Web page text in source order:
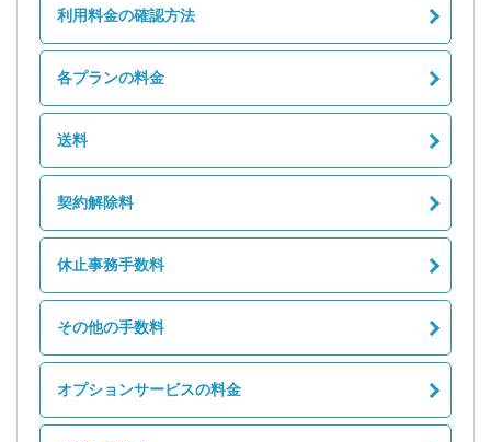
利用料金の確認方法
各プランの料金
送料
契約解除料
休止事務手数料
その他の手数料
オプションサービスの料金